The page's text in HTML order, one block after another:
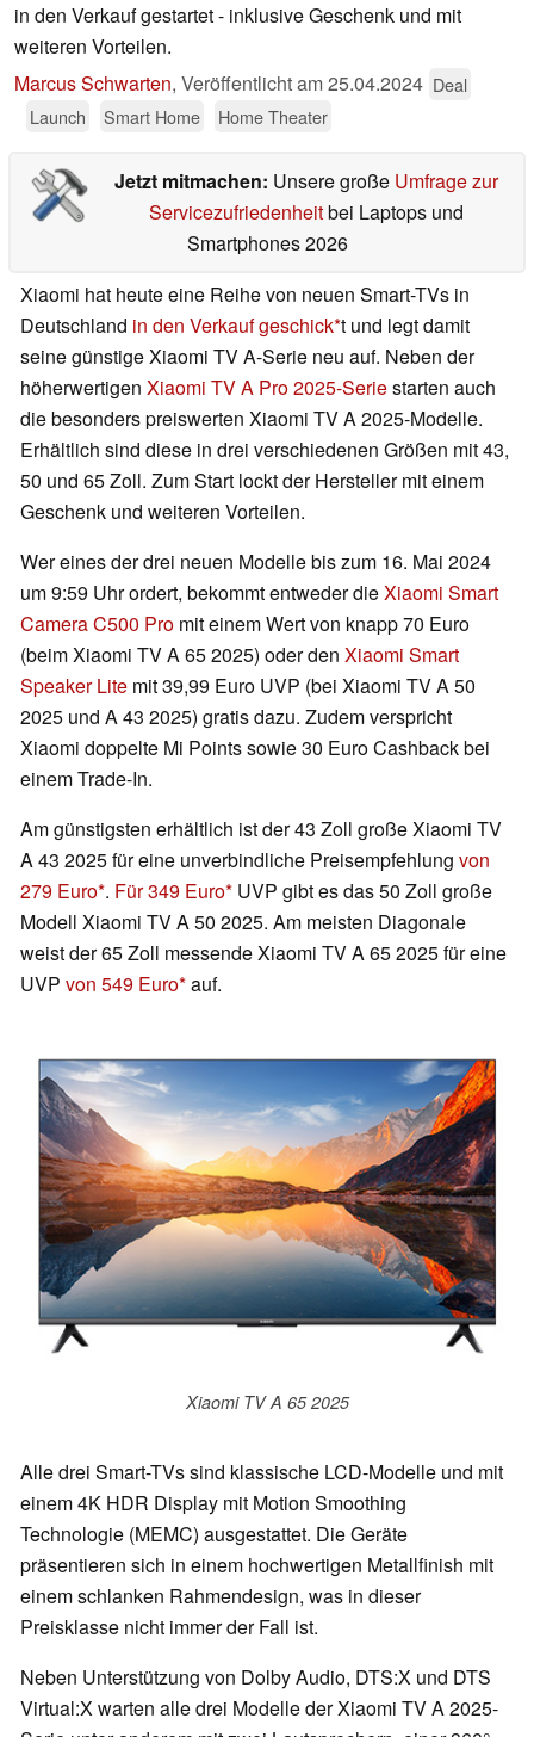
in den Verkauf gestartet - inklusive Geschenk und mit
weiteren Vorteilen.
Marcus Schwarten, Veröffentlicht am25.04.2024 Deal
Launch
Smart Home Home Theater
Jetzt mitmachen: Unsere große Umfrage zur
Servicezufriedenheitbei Laptops und
Smartphones 2026
Xiaomi hat heute eine Reihe von neuen Smart-TVs in
Deutschland in den Verkauf geschick t und legt damit
seine günstige Xiaomi TV A-Serie neu auf. Neben der
höherwertigen Xiaomi TV A Pro 2025-Seriestarten auch
die besonders preiswerten Xiaomi TV A 2025-Modelle.
Erhältlich sind diese in drei verschiedenen Größen mit 43,
50 und 65 Zoll. Zum Start lockt der Hersteller mit einem
Geschenk und weiteren Vorteilen.
Wer eines der drei neuen Modelle bis zum 16. Mai 2024
um 9:59 Uhr ordert, bekommt entweder dieXiaomi Smart
Camera C500 Pro mit einem Wert von knapp 70 Euro
(beim Xiaomi TV A 65 2025) oder den Xiaomi Smart
Speaker Lite mit 39,99 Euro UVP (bei Xiaomi TV A 50
2025 und A 43 2025) gratis dazu. Zudem verspricht
Xiaomi doppelte Mi Points sowie 30 Euro Cashback bei
einem Trade-In.
Am günstigsten erhältlich ist der 43 Zoll große Xiaomi TV
A 43 2025 für eine unverbindliche Preisempfehlung von
279 Euro . Für 349 Euro UVP gibt es das 50 Zoll große
Modell Xiaomi TV A 50 2025. Am meisten Diagonale
weist der 65 Zoll messende Xiaomi TV A 65 2025 für eine
UVP von 549 Euro auf.
Xiaomi TV A 65 2025
Alle drei Smart-TVs sind klassische LCD-Modelle und mit
einem 4K HDR Display mit Motion Smoothing
Technologie (MEMC) ausgestattet. Die Geräte
präsentieren sich in einem hochwertigen Metallfinish mit
einem schlanken Rahmendesign, was in dieser
Preisklasse nicht immer der Fall ist.
Neben Unterstützung von Dolby Audio, DTS:X und DTS
Virtual:X warten alle drei Modelle der Xiaomi TV A 2025-